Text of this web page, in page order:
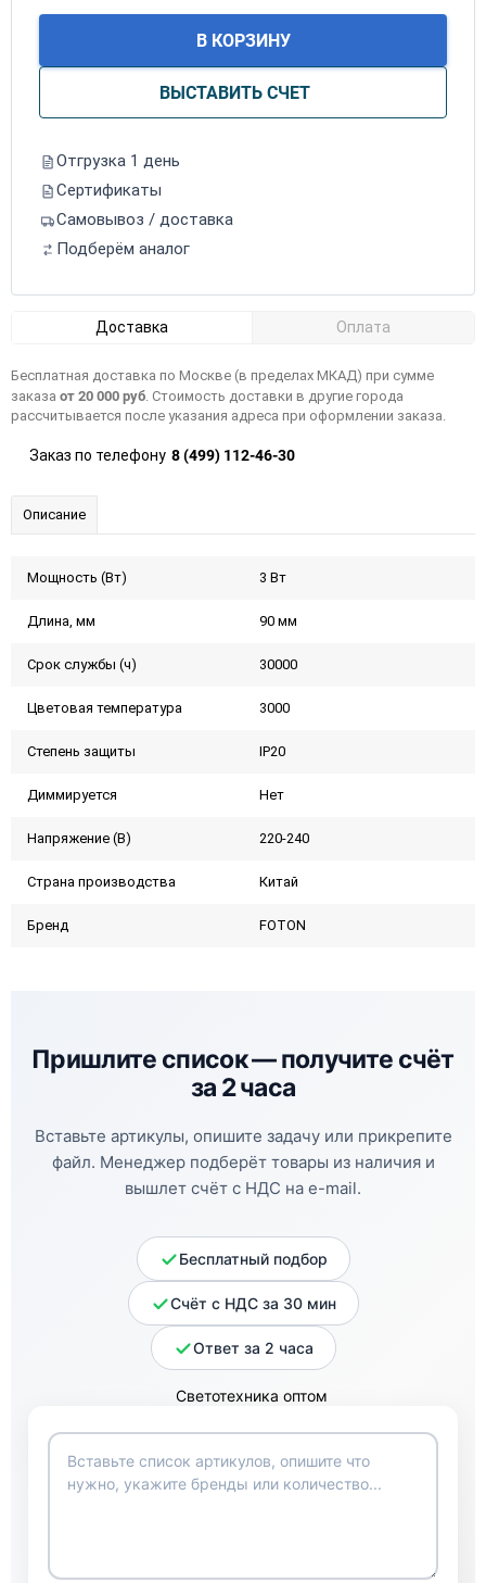
В КОРЗИНУ
ВЫСТАВИТЬ СЧЕТ
Отгрузка 1 день
Сертификаты
Самовывоз / доставка
Подберём аналог
Доставка Оплата
Бесплатная доставка по Москве (в пределах МКАД) при сумме
заказа от 20 000 руб. Стоимость доставки в другие города
рассчитывается после указания адреса при оформлении заказа.
Заказ по телефону 8 (499) 112-46-30
Описание
Мощность (Вт) 3 Вт
Длина, мм 90 мм
Срок службы (ч) 30000
Цветовая температура 3000
Степень защиты IP20
Диммируется Нет
Напряжение (В) 220-240
Страна производства Китай
Бренд FOTON
Пришлите список —получите счёт
за 2 часа
Вставьте артикулы, опишите задачу или прикрепите
файл. Менеджер подберёт товары из наличия и
вышлет счёт с НДС на e-mail.
Бесплатный подбор
Счёт с НДС за 30 мин
Ответ за 2 часа